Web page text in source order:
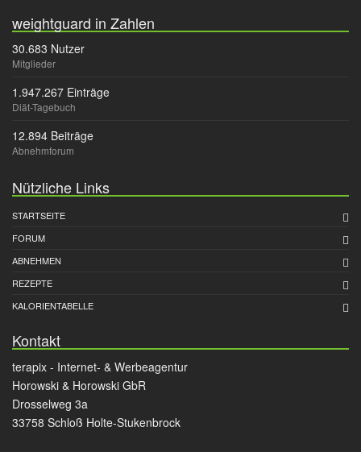
weightguard in Zahlen
30.683 Nutzer
Mitglieder
1.947.267 Einträge
Diät-Tagebuch
12.894 Beiträge
Abnehmforum
Nützliche Links
STARTSEITE
FORUM
ABNEHMEN
REZEPTE
KALORIENTABELLE
Kontakt
terapix - Internet- & Werbeagentur
Horowski & Horowski GbR
Drosselweg 3a
33758 Schloß Holte-Stukenbrock